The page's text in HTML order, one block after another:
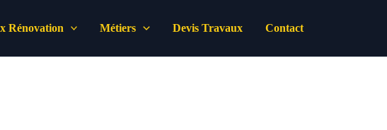
Rénovation Métiers Devis Travaux Contact